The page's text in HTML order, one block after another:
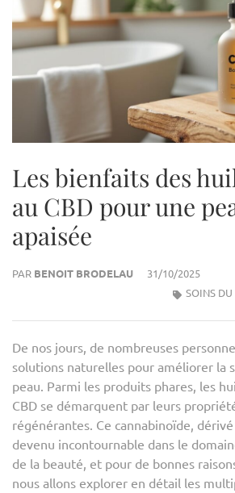
Les bienfaits des
au CBD pour une
apaisée
PAR BENOIT BRODELAU
31/10/2025
SOINS DU
De nos jours, de nombreuses
solutions naturelles pour améliorer la
peau. Parmi les produits phares, les
CBD se démarquent par leurs
régénérantes. Ce cannabinoïde,
devenu incontournable dans le
de la beauté, et pour de bonnes
nous allons explorer en détail les